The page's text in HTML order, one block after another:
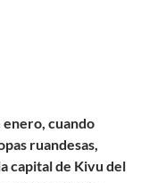
enero, cuando
ruandesas,
capital de Kivu del